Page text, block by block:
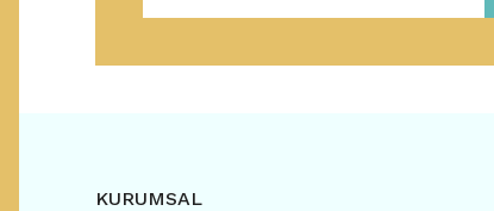
KURUMSAL